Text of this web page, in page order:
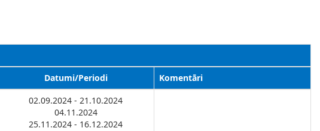
Datumi/Periodi Komentāri
02.09.2024 - 21.10.2024
04.11.2024
25.11.2024 - 16.12.2024